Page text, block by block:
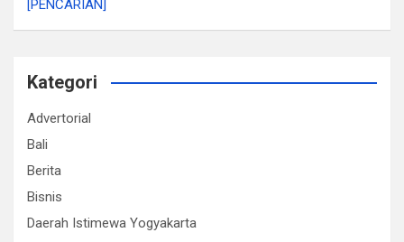
[PENCARIAN]
Kategori
Advertorial
Bali
Berita
Bisnis
Daerah Istimewa Yogyakarta